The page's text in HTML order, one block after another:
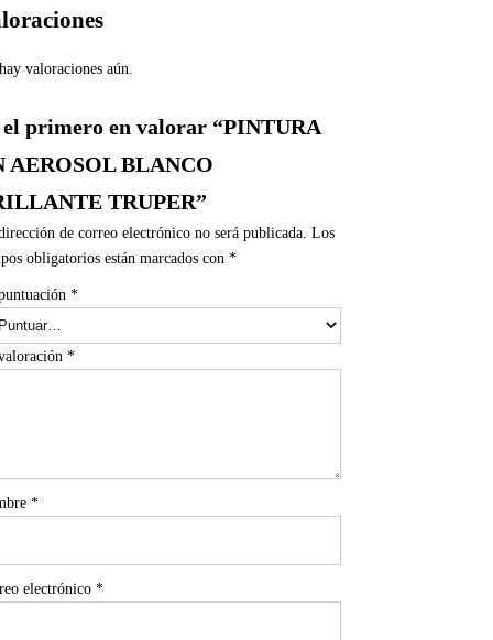
valoraciones aún.
el primero en valorar “PINTURA
AEROSOL BLANCO
TRUPER”
de correo electrónico no será publicada. Los
obligatorios están marcados con *
*
*
*
electrónico *